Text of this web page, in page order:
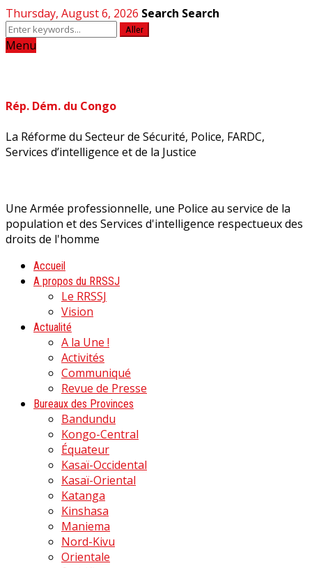
Thursday, August 6, 2026 Search Search
Aller
Menu
Rép. Dém. du Congo
La Réforme du Secteur de Sécurité, Police, FARDC,
Services d’intelligence et de la Justice
Une Armée professionnelle, une Police au service de la
population et des Services d'intelligence respectueux des
droits de l'homme
Accueil
A propos du RRSSJ
Le RRSSJ
Vision
Actualité
A la Une !
Activités
Communiqué
Revue de Presse
Bureaux des Provinces
Bandundu
Kongo-Central
Équateur
Kasaï-Occidental
Kasaï-Oriental
Katanga
Kinshasa
Maniema
Nord-Kivu
Orientale